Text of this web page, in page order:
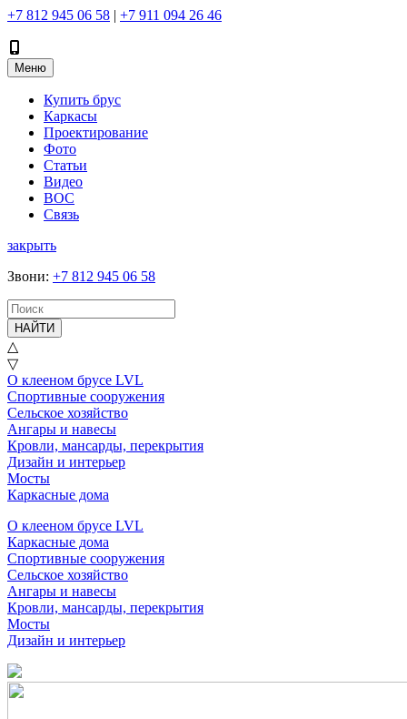
+7 812 945 06 58 | +7 911 094 26 46
Меню
Купить брус
Каркасы
Проектирование
Фото
Статьи
Видео
ВОС
Связь
закрыть
Звони: +7 812 945 06 58
НАЙТИ
△
▽
О клееном брусе LVL
Спортивные сооружения
Сельское хозяйство
Ангары и навесы
Кровли, мансарды, перекрытия
Дизайн и интерьер
Мосты
Каркасные дома
О клееном брусе LVL
Каркасные дома
Спортивные сооружения
Сельское хозяйство
Ангары и навесы
Кровли, мансарды, перекрытия
Мосты
Дизайн и интерьер